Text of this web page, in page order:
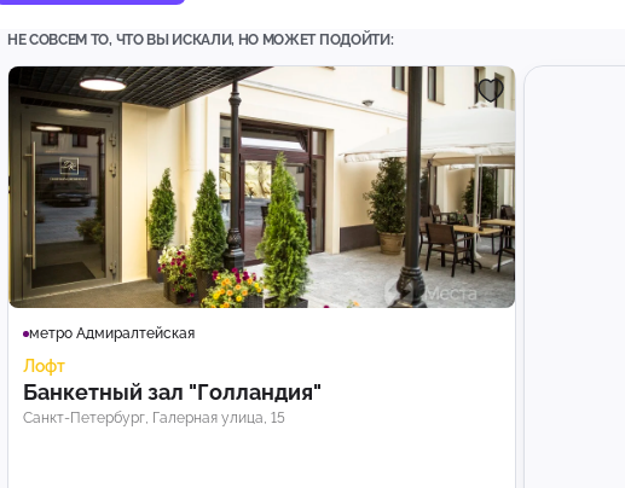
НЕ СОВСЕМ ТО, ЧТО ВЫ ИСКАЛИ, НО МОЖЕТ ПОДОЙТИ:
метро Адмиралтейская
Лофт
Банкетный зал "Голландия"
Санкт-Петербург, Галерная улица, 15